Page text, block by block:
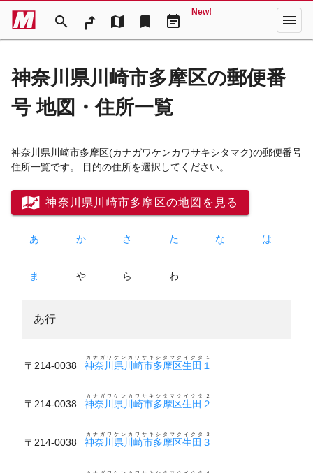
search map bookmark event_note
New! menu
神奈川県川崎市多摩区の郵便番
号 地図・住所一覧
神奈川県川崎市多摩区(カナガワケンカワサキシタマク)の郵便番号
住所一覧です。 目的の住所を選択してください。
神奈川県川崎市多摩区の地図を見る
あ か さ た な は
ま や ら わ
あ行
〒214-0038 神奈川県川崎市多摩区生田１
カナガワケンカワサキシタマクイクタ１
〒214-0038 神奈川県川崎市多摩区生田２
カナガワケンカワサキシタマクイクタ２
〒214-0038 神奈川県川崎市多摩区生田３
カナガワケンカワサキシタマクイクタ３